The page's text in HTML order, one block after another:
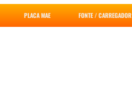
PLACA MAE FONTE / CARREGADOR